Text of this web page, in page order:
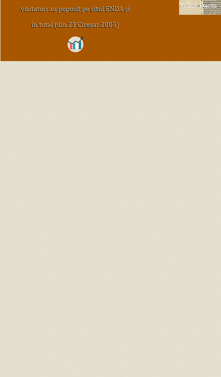
vizitatori au poposit pe situl ENDA şi
în total (din 23 Cireşar 2003)